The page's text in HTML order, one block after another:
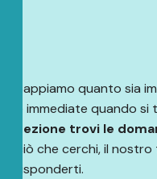
Sappiamo quanto sia
e immediate quando
sezione trovi le
ciò che cerchi, il
risponderti.